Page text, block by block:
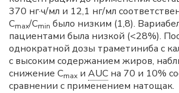
370 нг·ч/мл и 12,1 нг/мл
Сmах/Сmin было низким (1,8).
пациентами была низкой (<28%).
однократной дозы траметиниба с
с высоким содержанием жиров,
снижение Сmах и AUC на 70 и 10%
сравнении с применением натощак.